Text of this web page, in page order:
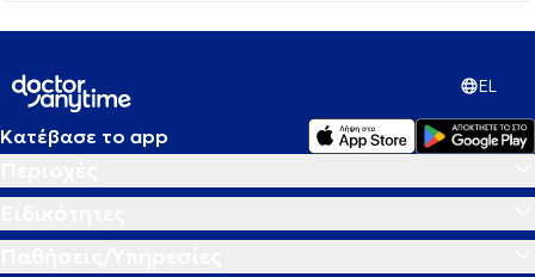
EL
Κατέβασε το app